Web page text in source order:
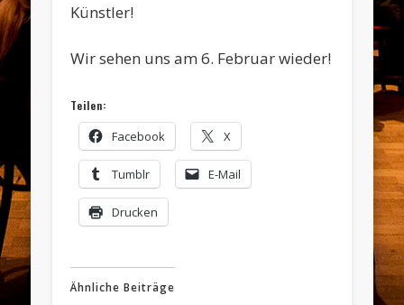
Künstler!
Wir sehen uns am 6. Februar wieder!
Teilen:
Facebook X
Tumblr E-Mail
Drucken
Ähnliche Beiträge